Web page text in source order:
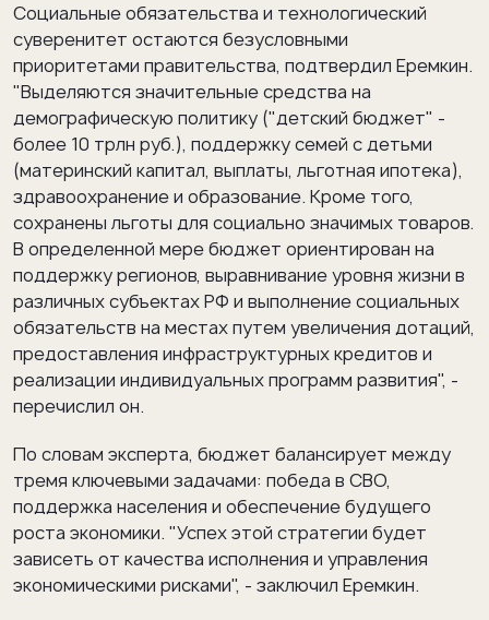
Социальные обязательства и технологический
суверенитет остаются безусловными
приоритетами правительства, подтвердил Еремкин.
"Выделяются значительные средства на
демографическую политику ("детский бюджет" -
более 10 трлн руб.), поддержку семей с детьми
(материнский капитал, выплаты, льготная ипотека),
здравоохранение и образование. Кроме того,
сохранены льготы для социально значимых товаров.
В определенной мере бюджет ориентирован на
поддержку регионов, выравнивание уровня жизни в
различных субъектах РФ и выполнение социальных
обязательств на местах путем увеличения дотаций,
предоставления инфраструктурных кредитов и
реализации индивидуальных программ развития", -
перечислил он.
По словам эксперта, бюджет балансирует между
тремя ключевыми задачами: победа в СВО,
поддержка населения и обеспечение будущего
роста экономики. "Успех этой стратегии будет
зависеть от качества исполнения и управления
экономическими рисками", - заключил Еремкин.